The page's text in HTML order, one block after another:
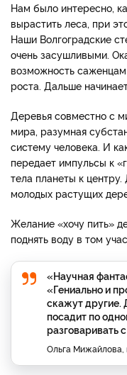
Нам было интересно,
вырастить леса, при
Наши Волгоградские
очень засушливыми.
возможность
роста. Дальше
Деревья совместно с
мира, разумная
систему человека. И
передает импульсы к
тела планеты к
молодых растущих
Желание «хочу пить»
поднять воду в том
«Научная
«Гениально и
скажут другие.
посадит по
разговаривать
Ольга Мижайлова,